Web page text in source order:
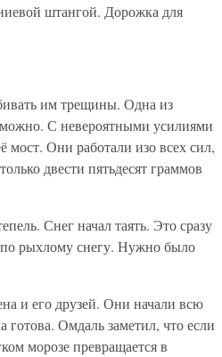
штангой. Дорожка для
им трещины. Одна из
С невероятными усилиями
Они работали изо всех сил,
двести пятьдесят граммов
Снег начал таять. Это сразу
по рыхлому снегу. Нужно было
и его друзей. Они начали всю
готова. Омдаль заметил, что если
морозе превращается в